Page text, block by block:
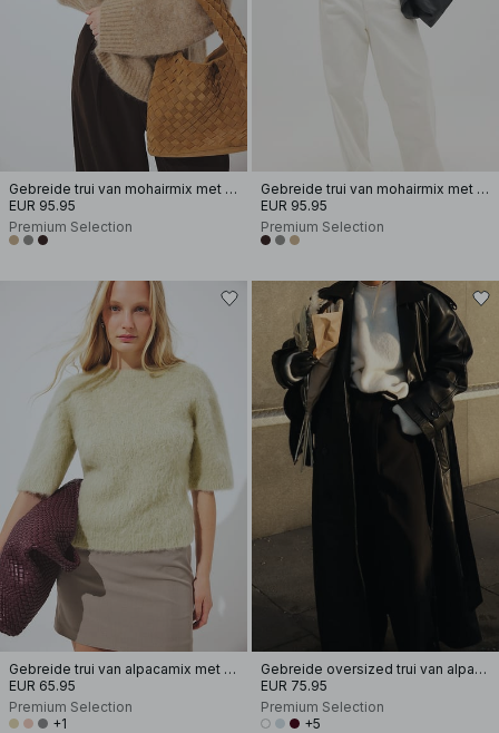
Gebreide trui van mohairmix met ronde hals
EUR 95.95
Premium Selection
Gebreide trui van mohairmix met ronde hals
EUR 95.95
Premium Selection
Gebreide trui van alpacamix met korte mouwen
EUR 65.95
Premium Selection
+1
Gebreide oversized trui van alpacamix
EUR 75.95
Premium Selection
+5